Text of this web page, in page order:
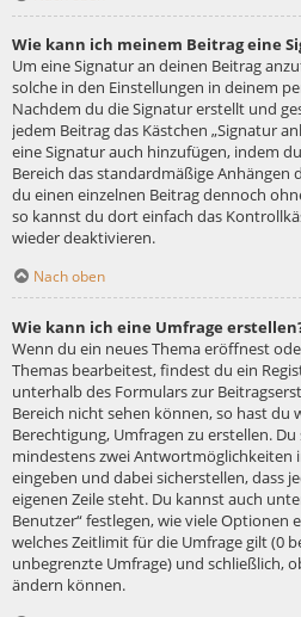
Wie kann ich meinem Beitrag eine
Um eine Signatur an deinen Beitrag
solche in den Einstellungen in deinem
Nachdem du die Signatur erstellt und
jedem Beitrag das Kästchen „Signatur
eine Signatur auch hinzufügen, indem
Bereich das standardmäßige Anhängen
du einen einzelnen Beitrag dennoch
so kannst du dort einfach das
wieder deaktivieren.
Nach oben
Wie kann ich eine Umfrage
Wenn du ein neues Thema eröffnest
Themas bearbeitest, findest du ein
unterhalb des Formulars zur
Bereich nicht sehen können, so hast du
Berechtigung, Umfragen zu erstellen.
mindestens zwei Antwortmöglichkeiten
eingeben und dabei sicherstellen, dass
eigenen Zeile steht. Du kannst auch
Benutzer“ festlegen, wie viele Optionen
welches Zeitlimit für die Umfrage gilt (0
unbegrenzte Umfrage) und schließlich,
ändern können.